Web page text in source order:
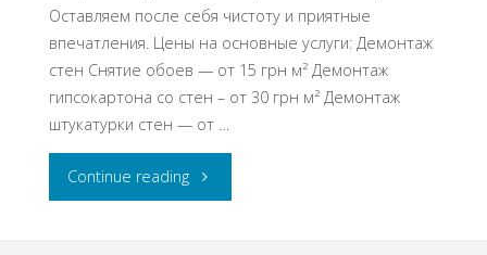
Оставляем после себя чистоту и приятные
впечатления. Цены на основные услуги: Демонтаж
стен Снятие обоев — от 15 грн м² Демонтаж
гипсокартона со стен – от 30 грн м² Демонтаж
штукатурки стен — от …
Continue reading"Прайс